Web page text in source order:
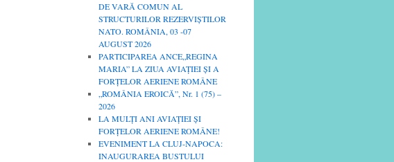
DE VARĂ COMUN AL
STRUCTURILOR REZERVIȘTILOR
NATO. ROMÂNIA, 03 -07
AUGUST 2026
PARTICIPAREA ANCE„REGINA
MARIA” LA ZIUA AVIAȚIEI ȘI A
FORȚELOR AERIENE ROMÂNE
„ROMÂNIA EROICĂ”, Nr. 1 (75) –
2026
LA MULȚI ANI AVIAȚIEI ȘI
FORȚELOR AERIENE ROMÂNE!
EVENIMENT LA CLUJ-NAPOCA:
INAUGURAREA BUSTULUI